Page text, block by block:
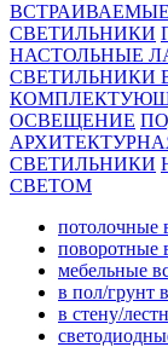
ВСТРАИВАЕМЫЕ
СВЕТИЛЬНИКИ
НАСТОЛЬНЫЕ
СВЕТИЛЬНИКИ
ОСВЕЩЕНИЕ
СВЕТИЛЬНИКИ
СВЕТОМ
потолочные
поворотные
мебельные
в пол/грунт
в стену/